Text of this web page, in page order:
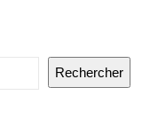
Rechercher